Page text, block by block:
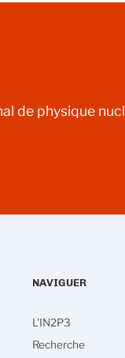
de physique
NAVIGUER
L'IN2P3
Recherche